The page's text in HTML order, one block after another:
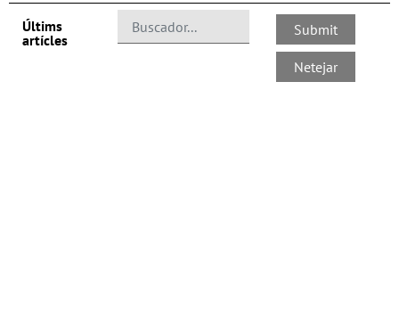
Últims
artícles